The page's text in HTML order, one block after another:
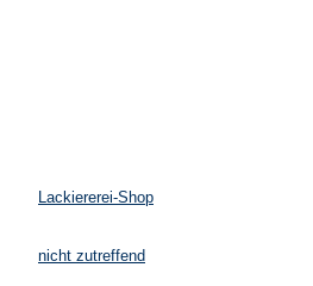
Lackiererei-Shop
nicht zutreffend